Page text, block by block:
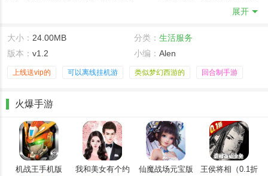
等功能选项，无需任何经验即可轻松上手使用，随时随地自由推送各
多线路切换，实时更新热门动漫内容，方便用户灵活点播观看有趣的
1、资源丰富：包括国内外众多流行和经典动漫作品，包括最新的电
视剧、电影、OVA等，以满足不同用户的观看需求。
2、高清画质：支持多种清晰度选项，从普通到超清晰、蓝光，确保
用户能够享受最佳的视觉体验。
3、智能推荐：基于用户的观看历史和偏好，对符合他们口味的动漫
展开
大小： 24.00MB 分类： 生活服务
版本： v1.2 小编： Alen
上线送vip的 可以离线挂机游 类似梦幻西游的 回合制手游
火爆手游
机战王手机版
我和美女有个约
仙魔战场元宝版
王侯将相（0.1折